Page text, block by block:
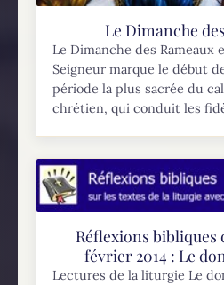
Le Dimanche
Le Dimanche des Rameaux
Seigneur marque le début
période la plus sacrée du
chrétien, qui conduit les
Réflexions bibliques
février 2014 : Le
Lectures de la liturgie Le